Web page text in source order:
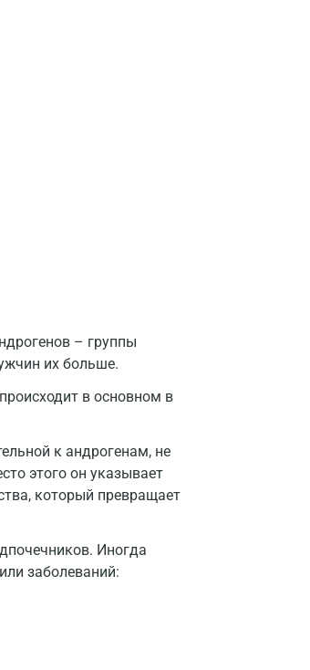
– группы
их больше.
в основном в
к андрогенам, не
этого он указывает
который превращает
Иногда
заболеваний: